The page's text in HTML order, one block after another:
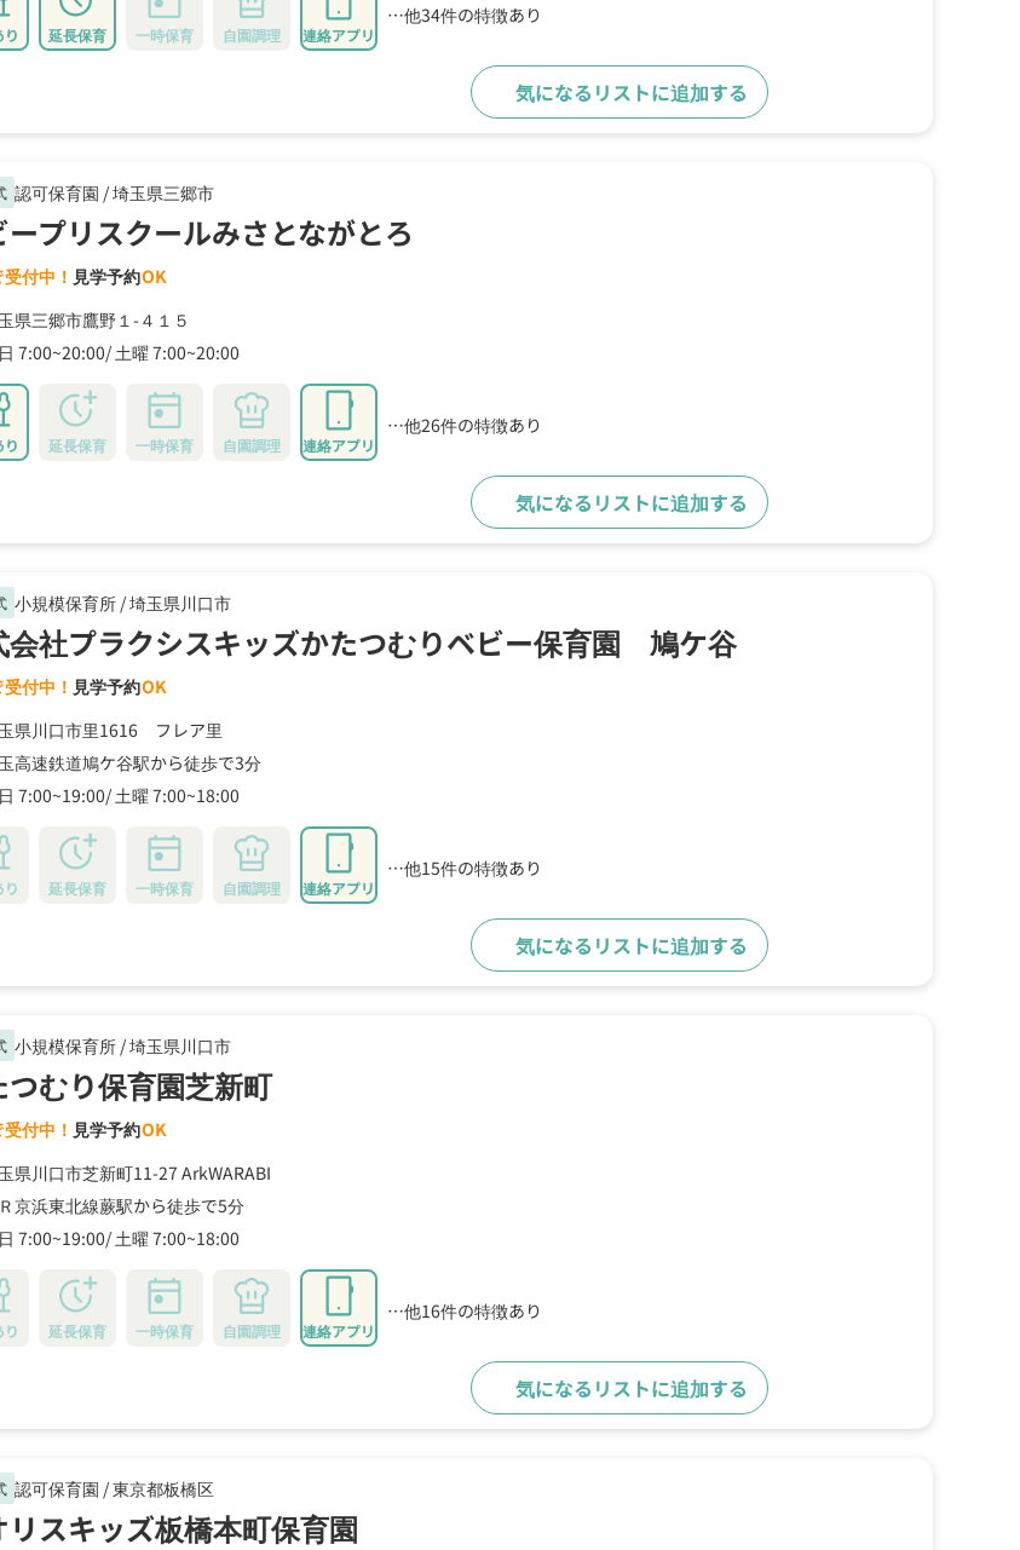
延長保育 一時保育 自園調理 連絡アプリ
…他34件の特徴あり
気になるリストに追加する
認可保育園 /埼玉県三郷市
ープリスクールみさとながとろ
付中！ 見学予約OK
県三郷市鷹野１-４１５
7:00~20:00 土曜 7:00~20:00
延長保育 一時保育 自園調理 連絡アプリ
…他26件の特徴あり
気になるリストに追加する
小規模保育所 /埼玉県川口市
会社プラクシスキッズかたつむりベビー保育園 鳩ケ谷
付中！ 見学予約OK
県川口市里1616 フレア里
高速鉄道鳩ケ谷駅から徒歩で3分
7:00~19:00 土曜 7:00~18:00
り 延長保育 一時保育 自園調理 連絡アプリ
…他15件の特徴あり
気になるリストに追加する
小規模保育所 /埼玉県川口市
つむり保育園芝新町
付中！ 見学予約OK
県川口市芝新町11-27 ArkWARABI
京浜東北線蕨駅から徒歩で5分
7:00~19:00 土曜 7:00~18:00
り 延長保育 一時保育 自園調理 連絡アプリ
…他16件の特徴あり
気になるリストに追加する
認可保育園 /東京都板橋区
リスキッズ板橋本町保育園